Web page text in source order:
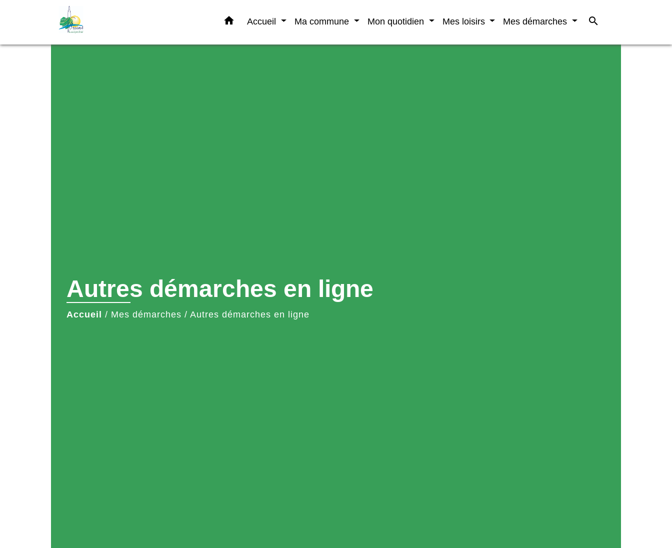
home Accueil Ma commune Mon quotidien Mes loisirs Mes démarches search
Autres démarches en ligne
Accueil / Mes démarches / Autres démarches en ligne